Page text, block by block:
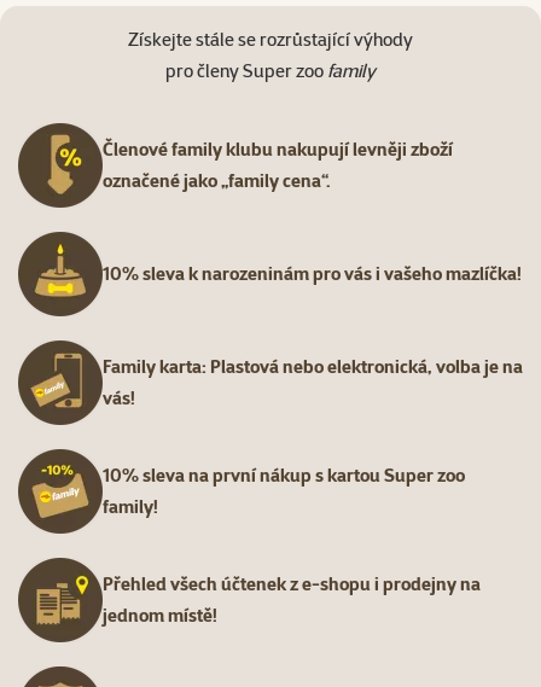
Získejte stále se rozrůstající výhody
pro členy Super zoo family
Členové family klubu nakupují levněji zboží
označené jako „family cena“.
10% sleva k narozeninám pro vás i vašeho mazlíčka!
Family karta: Plastová nebo elektronická, volba je na
vás!
10% sleva na první nákup s kartou Super zoo
family!
Přehled všech účtenek z e-shopu i prodejny na
jednom místě!